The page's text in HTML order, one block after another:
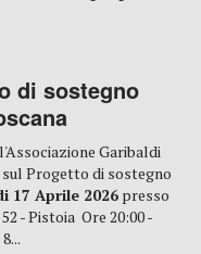
di sostegno
Garibaldi
Progetto di sostegno
17 Aprile 2026 presso
- Pistoia Ore 20:00 -